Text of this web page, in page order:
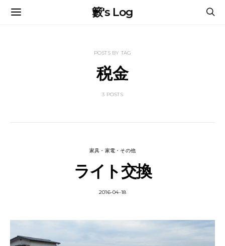
籔's Log
POSTS BY TAG
税金
3 POSTS
家具・家電・その他
ライト交換
2016-04-18